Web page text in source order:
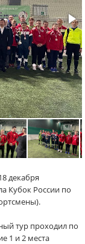
декабря
Кубок России по
тур проходил по
1 и 2 места